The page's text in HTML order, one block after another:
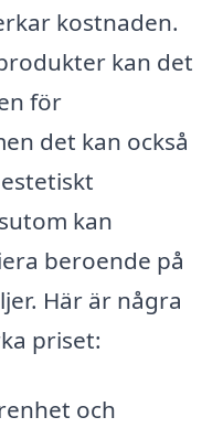
kostnaden.
kan det
för
det kan också
kan
beroende på
Här är några
priset:
och